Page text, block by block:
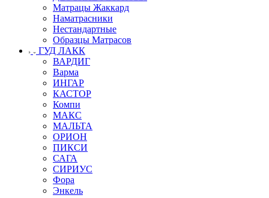
Матрацы Жаккард
Наматрасники
Нестандартные
Образцы Матрасов
ГУД ЛАКК
ВАРДИГ
Варма
ИНГАР
КАСТОР
Компи
МАКС
МАЛЬТА
ОРИОН
ПИКСИ
САГА
СИРИУС
Фора
Энкель